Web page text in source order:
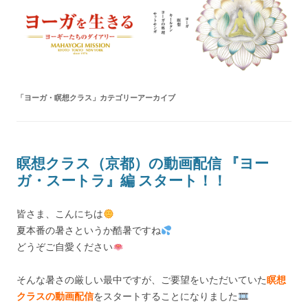
ヨーガを生きる — MAHAYOGI
MISSION ブログ
「ヨーガ・瞑想クラス 」カテゴリーアーカイブ
瞑想クラス（京都）の動画配信 『ヨー
ガ・スートラ』編 スタート！！
皆さま、こんにちは
夏本番の暑さというか酷暑ですね
どうぞご自愛ください
そんな暑さの厳しい最中ですが、ご要望をいただいていた瞑想
クラスの動画配信をスタートすることになりました